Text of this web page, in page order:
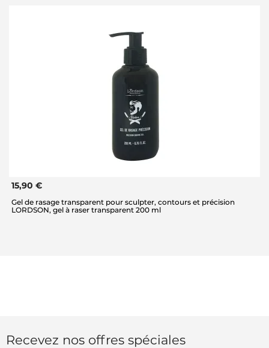
15,90 €
Gel de rasage transparent pour sculpter, contours et précision
LORDSON, gel à raser transparent 200 ml
Recevez nos offres spéciales